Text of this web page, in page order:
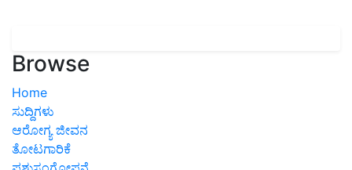
Browse
Home
ಸುದ್ದಿಗಳು
ಆರೋಗ್ಯ ಜೀವನ
ತೋಟಗಾರಿಕೆ